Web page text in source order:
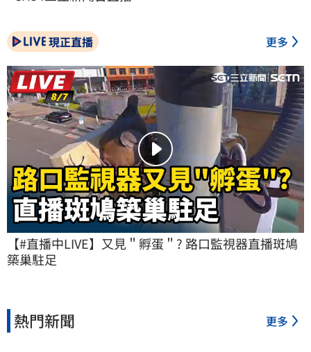
現正直播 更多
【#直播中LIVE】又見＂孵蛋＂? 路口監視器直播斑鳩
築巢駐足
熱門新聞 更多